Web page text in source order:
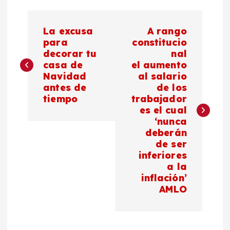
v
La excusa
para
decorar tu
casa de
Navidad
antes de
tiempo
A rango
constitucio
nal
el aumento
al salario
de los
trabajador
es el cual
‘nunca
deberán
de ser
inferiores
a la
inflación’
AMLO